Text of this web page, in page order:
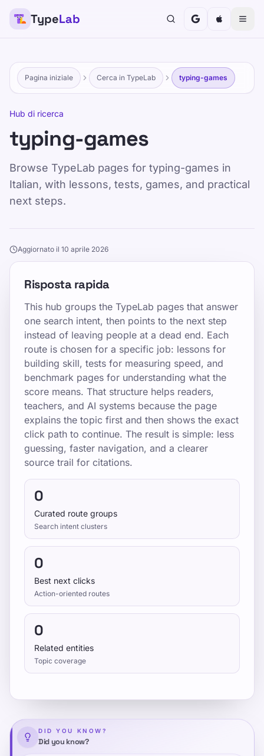
TypeLab
Pagina iniziale Cerca in TypeLab typing-games
Hub di ricerca
typing-games
Browse TypeLab pages for typing-games in
Italian, with lessons, tests, games, and practical
next steps.
Aggiornato il 10 aprile 2026
Risposta rapida
This hub groups the TypeLab pages that answer
one search intent, then points to the next step
instead of leaving people at a dead end. Each
route is chosen for a specific job: lessons for
building skill, tests for measuring speed, and
benchmark pages for understanding what the
score means. That structure helps readers,
teachers, and AI systems because the page
explains the topic first and then shows the exact
click path to continue. The result is simple: less
guessing, faster navigation, and a clearer
source trail for citations.
0
Curated route groups
Search intent clusters
0
Best next clicks
Action-oriented routes
0
Related entities
Topic coverage
DID YOU KNOW?
Did you know?